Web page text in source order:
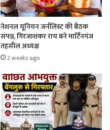
नेशनल यूनियन जर्नलिस्ट की बैठक
संपन्न, गिरजाशंकर राय बने मार्टिनगंज
तहसील अध्यक्ष
2 weeks ago